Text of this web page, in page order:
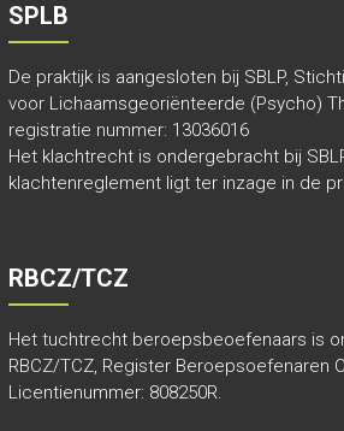
SPLB
De praktijk is aangesloten bij SBLP,
voor Lichaamsgeoriënteerde (Psycho)
registratie nummer: 13036016
Het klachtrecht is ondergebracht bij
klachtenreglement ligt ter inzage in de
RBCZ/TCZ
Het tuchtrecht beroepsbeoefenaars is
RBCZ/TCZ, Register Beroepsoefenaren
Licentienummer: 808250R.